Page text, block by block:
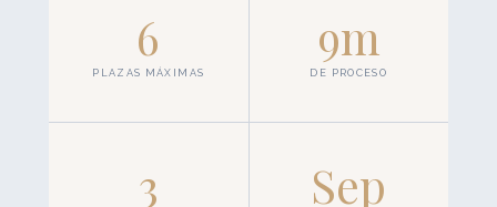
6
PLAZAS MÁXIMAS
9m
DE PROCESO
3 Sep